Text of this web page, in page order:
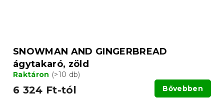
SNOWMAN AND GINGERBREAD
ágytakaró, zöld
Raktáron (>10 db)
6 324 Ft-tól Bővebben